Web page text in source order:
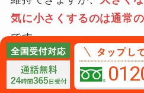
気に小さくするのは通常
です。
サツキを小さくまとめた